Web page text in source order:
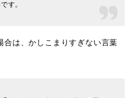
す。
合は、かしこまりすぎない言葉